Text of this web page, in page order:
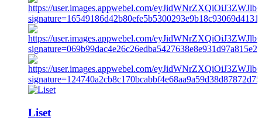
Liset